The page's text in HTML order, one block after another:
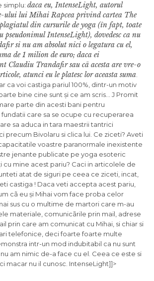
simplu: daca eu, IntenseLight, autorul
ului lui Mihai Rapcea privind cartea The
din cursurile de yoga (în fapt, toate
pseudonimul IntenseLight), dovedesc ca nu
si nu am absolut nici o legatura cu el,
de 1 milion de euro; daca ei
Claudiu Trandafir sau cã acesta are vre-o
atunci eu le platesc lor aceasta suma
ca voi castiga pariul 100%, dintr-un motiv
bine cine sunt și ce am scris… J Promit
parte din acesti bani pentru
care sa se ocupe cu recuperarea
sa aduca in tara maestrii tantrici
precum Bivolaru si clica lui. Ce ziceti? Aveti
voastre paranormale inexistente
jenante publicate pe yoga esoteric
cu mine acest pariu? Caci in articolele de
atat de siguri pe ceea ce ziceti, incat,
castiga ! Daca veti accepta acest pariu,
cã eu și Mihai vom face proba celor
sus cu o multime de martori care m-au
materiale, comunicãrile prin mail, adrese
prin care am comunicat cu Mihai, si chiar si
telefonice, deci foarte foarte multe
intr-un mod indubitabil ca nu sunt
am nimic de-a face cu el. Ceea ce este si
macar nu il cunosc. IntenseLight]]>